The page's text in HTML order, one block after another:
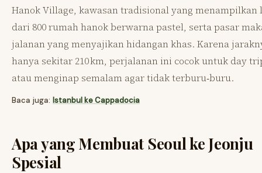
Hanok Village, kawasan tradisional yang menampilkan
dari 800 rumah hanok berwarna pastel, serta pasar
jalanan yang menyajikan hidangan khas. Karena
hanya sekitar 210 km, perjalanan ini cocok untuk day
atau menginap semalam agar tidak terburu‑buru.
Baca juga: Istanbul ke Cappadocia
Apa yang Membuat Seoul ke Jeonju
Spesial